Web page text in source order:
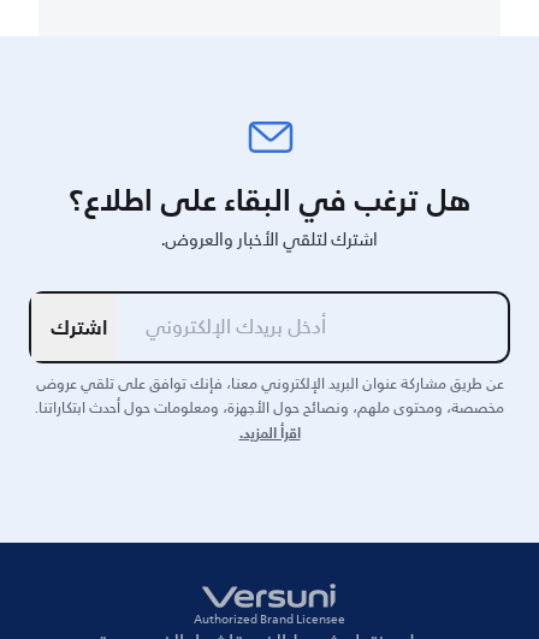
هل ترغب في البقاء على اطلاع؟
اشترك لتلقي الأخبار والعروض.
اشترك
عن طريق مشاركة عنوان البريد الإلكتروني معنا، فإنك توافق على تلقي عروض
مخصصة، ومحتوى ملهم، ونصائح حول الأجهزة، ومعلومات حول أحدث ابتكاراتنا.
اقرأ المزيد.
Authorized Brand Licensee